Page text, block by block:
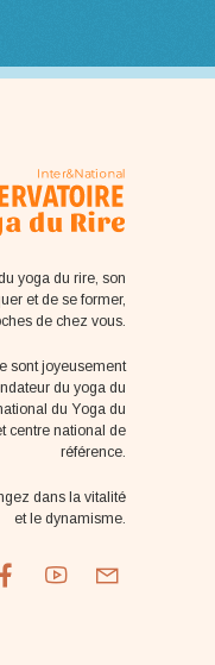
yoga du rire, son
et de se former,
de chez vous.
sont joyeusement
du yoga du
du Yoga du
centre national de
référence.
dans la vitalité
et le dynamisme.